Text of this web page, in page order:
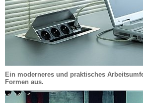
Ein moderneres und praktisches
Formen aus.